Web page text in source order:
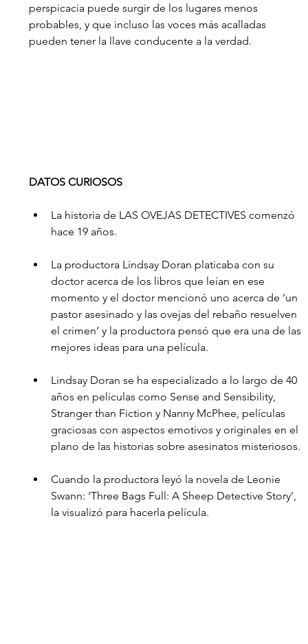
perspicacia puede surgir de los lugares menos
probables, y que incluso las voces más acalladas
pueden tener la llave conducente a la verdad.
DATOS CURIOSOS
La historia de LAS OVEJAS DETECTIVES comenzó
hace 19 años.
La productora Lindsay Doran platicaba con su
doctor acerca de los libros que leían en ese
momento y el doctor mencionó uno acerca de ‘un
pastor asesinado y las ovejas del rebaño resuelven
el crimen’ y la productora pensó que era una de las
mejores ideas para una película.
Lindsay Doran se ha especializado a lo largo de 40
años en películas como Sense and Sensibility,
Stranger than Fiction y Nanny McPhee, películas
graciosas con aspectos emotivos y originales en el
plano de las historias sobre asesinatos misteriosos.
Cuando la productora leyó la novela de Leonie
Swann: ‘Three Bags Full: A Sheep Detective Story’,
la visualizó para hacerla película.